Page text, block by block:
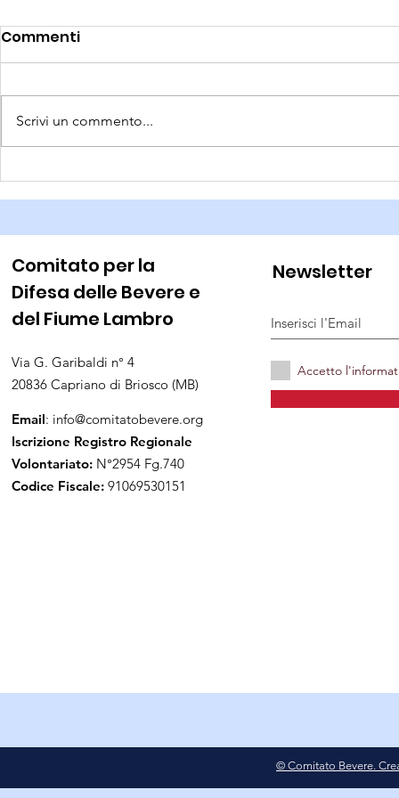
Puliamo la Bevera Piccoli
Commenti
Scrivi un commento...
Comitato per la
Difesa delle Bevere e
del Fiume Lambro
Via G. Garibaldi n° 4
20836 Capriano di Briosco (MB)
Email: info@comitatobevere.org
Iscrizione Registro Regionale
Volontariato: N°2954 Fg.740
Codice Fiscale: 91069530151
Newsletter
Accetto
© Comitato Bevere.